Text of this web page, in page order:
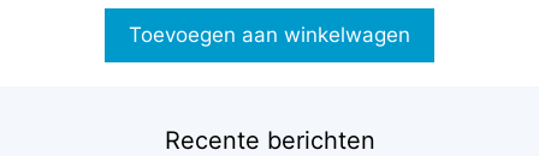
Toevoegen aan winkelwagen
Recente berichten